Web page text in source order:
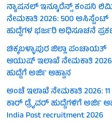
ನ್ಯಾಷನಲ್ ಇನ್ಶೂರೆನ್ಸ್ ಕಂಪನಿ
ನೇಮಕಾತಿ 2026: 500 ಅಸಿಸ್ಟೆಂಟ್
ಹುದ್ದೆಗಳ ಭರ್ಜರಿ ಅಧಿಸೂಚನೆ
ಚಿಕ್ಕಬಳ್ಳಾಪುರ ಜಿಲ್ಲಾ ಪಂಚಾಯತ್
ಆಯುಷ್ ಇಲಾಖೆ ನೇಮಕಾತಿ 2026:
ಹುದ್ದೆಗೆ ಅರ್ಜಿ ಆಹ್ವಾನ
ಅಂಚೆ ಇಲಾಖೆ ನೇಮಕಾತಿ 2026: 11
ಕಾರ್ ಡ್ರೈವರ್ ಹುದ್ದೆಗಳಿಗೆ ಅರ್ಜಿ
India Post recruitment 2026